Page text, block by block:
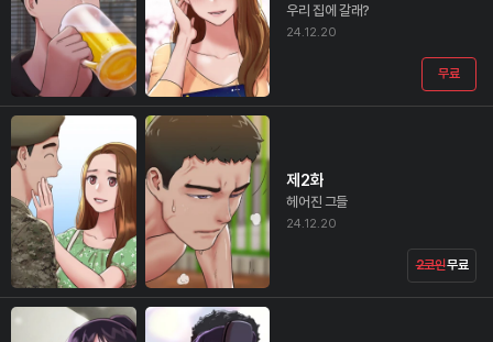
우리 집에 갈래?
24.12.20
무료
제2화
헤어진 그들
24.12.20
2코인무료